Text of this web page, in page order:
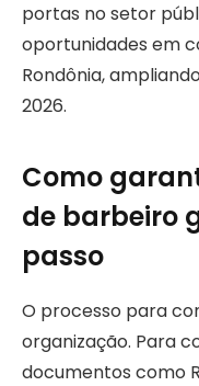
portas no setor
oportunidades em
Rondônia,
2026.
Como
de barbeiro
passo
O processo para
organização. Para
documentos como